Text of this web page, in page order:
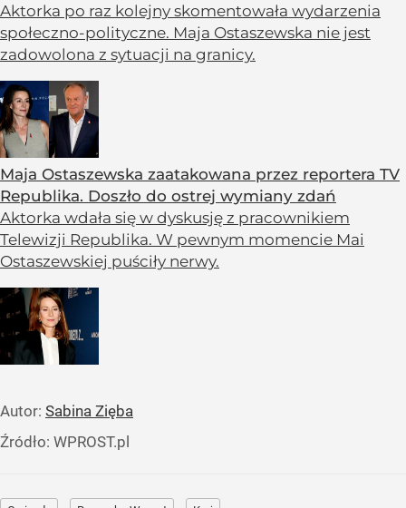
Aktorka po raz kolejny skomentowała wydarzenia
społeczno-polityczne. Maja Ostaszewska nie jest
zadowolona z sytuacji na granicy.
Maja Ostaszewska zaatakowana przez reportera TV
Republika. Doszło do ostrej wymiany zdań
Aktorka wdała się w dyskusję z pracownikiem
Telewizji Republika. W pewnym momencie Mai
Ostaszewskiej puściły nerwy.
Autor: Sabina Zięba
Źródło: WPROST.pl